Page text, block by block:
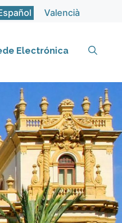
Valencià
Electrónica